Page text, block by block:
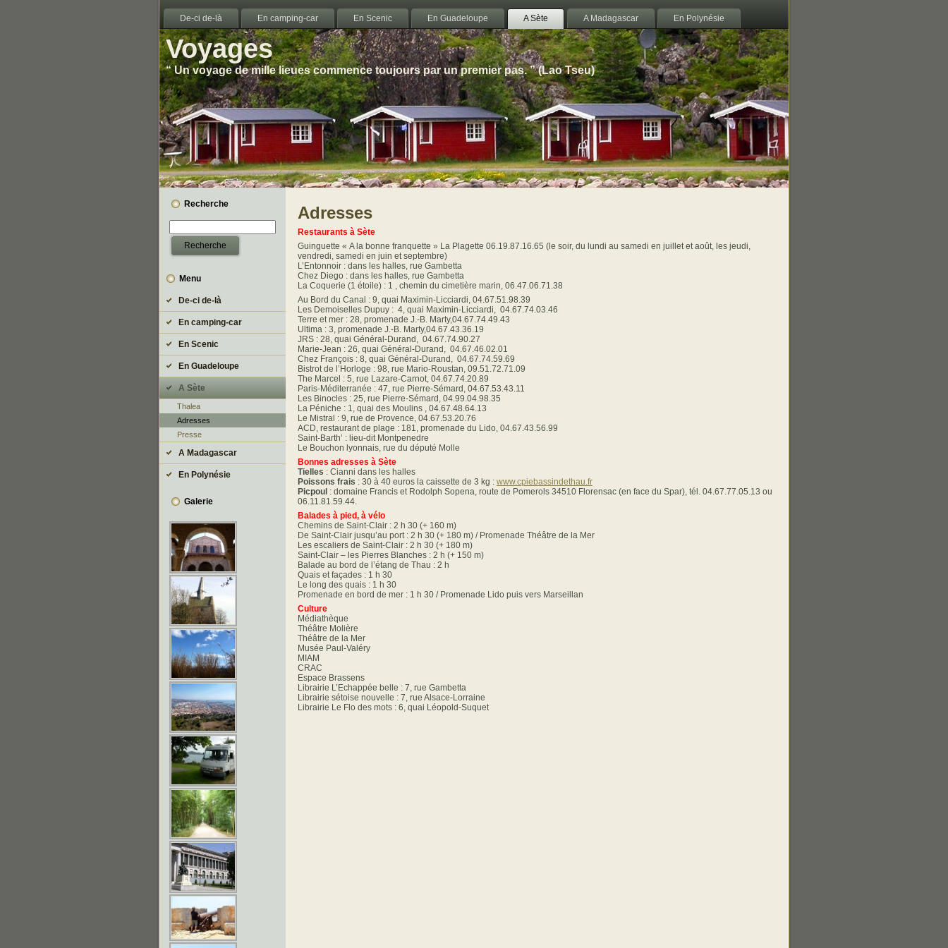
De-ci de-là En camping-car En Scenic En Guadeloupe A Sète A Madagascar En Polynésie
Voyages
“ Un voyage de mille lieues commence toujours par un premier pas. ” (Lao Tseu)
Recherche
Menu
De-ci de-là
En camping-car
En Scenic
En Guadeloupe
A Sète
Thalea
Adresses
Presse
A Madagascar
En Polynésie
Galerie
Adresses
Restaurants à Sète
Guinguette « A la bonne franquette » La Plagette 06.19.87.16.65 (le soir, du lundi au samedi en juillet et août, les jeudi,
vendredi, samedi en juin et septembre)
L’Entonnoir : dans les halles, rue Gambetta
Chez Diego : dans les halles, rue Gambetta
La Coquerie (1 étoile) : 1 , chemin du cimetière marin, 06.47.06.71.38
Au Bord du Canal : 9, quai Maximin-Licciardi, 04.67.51.98.39
Les Demoiselles Dupuy : 4, quai Maximin-Licciardi, 04.67.74.03.46
Terre et mer : 28, promenade J.-B. Marty,04.67.74.49.43
Ultima : 3, promenade J.-B. Marty,04.67.43.36.19
JRS : 28, quai Général-Durand, 04.67.74.90.27
Marie-Jean : 26, quai Général-Durand, 04.67.46.02.01
Chez François : 8, quai Général-Durand, 04.67.74.59.69
Bistrot de l’Horloge : 98, rue Mario-Roustan, 09.51.72.71.09
The Marcel : 5, rue Lazare-Carnot, 04.67.74.20.89
Paris-Méditerranée : 47, rue Pierre-Sémard, 04.67.53.43.11
Les Binocles : 25, rue Pierre-Sémard, 04.99.04.98.35
La Péniche : 1, quai des Moulins , 04.67.48.64.13
Le Mistral : 9, rue de Provence, 04.67.53.20.76
ACD, restaurant de plage : 181, promenade du Lido, 04.67.43.56.99
Saint-Barth’ : lieu-dit Montpenedre
Le Bouchon lyonnais, rue du député Molle
Bonnes adresses à Sète
Tielles : Cianni dans les halles
Poissons frais : 30 à 40 euros la caissette de 3 kg : www.cpiebassindethau.fr
Picpoul : domaine Francis et Rodolph Sopena, route de Pomerols 34510 Florensac (en face du Spar), tél. 04.67.77.05.13 ou
06.11.81.59.44.
Balades à pied, à vélo
Chemins de Saint-Clair : 2 h 30 (+ 160 m)
De Saint-Clair jusqu’au port : 2 h 30 (+ 180 m) / Promenade Théâtre de la Mer
Les escaliers de Saint-Clair : 2 h 30 (+ 180 m)
Saint-Clair – les Pierres Blanches : 2 h (+ 150 m)
Balade au bord de l’étang de Thau : 2 h
Quais et façades : 1 h 30
Le long des quais : 1 h 30
Promenade en bord de mer : 1 h 30 / Promenade Lido puis vers Marseillan
Culture
Médiathèque
Théâtre Molière
Théâtre de la Mer
Musée Paul-Valéry
MIAM
CRAC
Espace Brassens
Librairie L’Echappée belle : 7, rue Gambetta
Librairie sétoise nouvelle : 7, rue Alsace-Lorraine
Librairie Le Flo des mots : 6, quai Léopold-Suquet